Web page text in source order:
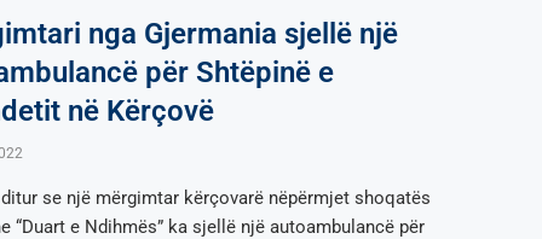
nga Gjermania sjellë një
për Shtëpinë e
në Kërçovë
se një mërgimtar kërçovarë nëpërmjet shoqatës
“Duart e Ndihmës” ka sjellë një autoambulancë për